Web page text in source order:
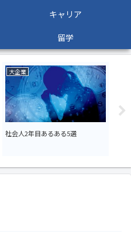
キャリア
留学
大企業
社会人2年目あるある5選